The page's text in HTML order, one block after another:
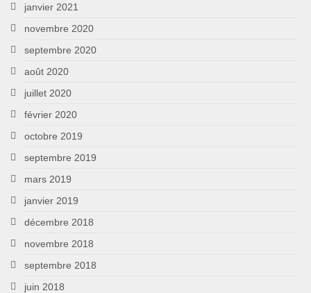
janvier 2021
novembre 2020
septembre 2020
août 2020
juillet 2020
février 2020
octobre 2019
septembre 2019
mars 2019
janvier 2019
décembre 2018
novembre 2018
septembre 2018
juin 2018